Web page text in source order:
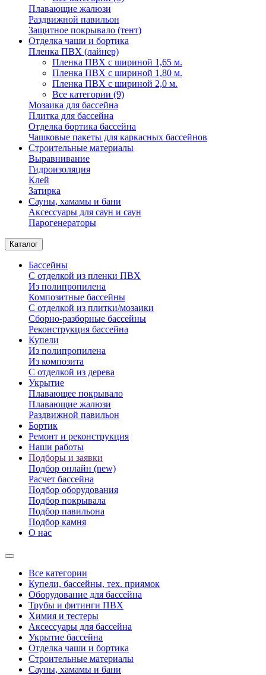
Плавающие жалюзи
Раздвижной павильон
Защитное покрывало (тент)
Отделка чаши и бортика
Пленка ПВХ (лайнер)
Пленка ПВХ с шириной 1,65 м.
Пленка ПВХ с шириной 1,80 м.
Пленка ПВХ с шириной 2,0 м.
Все категории (9)
Мозаика для бассейна
Плитка для бассейна
Отделка бортика бассейна
Чашковые пакеты для каркасных бассейнов
Строительные материалы
Выравнивание
Гидроизоляция
Клей
Затирка
Сауны, хамамы и бани
Аксессуары для саун и саун
Парогенераторы
Каталог
Бассейны
С отделкой из пленки ПВХ
Из полипропилена
Композитные бассейны
С отделкой из плитки/мозаики
Сборно-разборные бассейны
Реконструкция бассейна
Купели
Из полипропилена
Из композита
С отделкой из дерева
Укрытие
Плавающее покрывало
Плавающие жалюзи
Раздвижной павильон
Бортик
Ремонт и реконструкция
Наши работы
Подборы и заявки
Подбор онлайн (new)
Расчет бассейна
Подбор оборудования
Подбор покрывала
Подбор павильона
Подбор камня
О нас
Все категории
Купели, бассейны, тех. приямок
Оборудование для бассейна
Трубы и фитинги ПВХ
Химия и тестеры
Аксессуары для бассейна
Укрытие бассейна
Отделка чаши и бортика
Строительные материалы
Сауны, хамамы и бани